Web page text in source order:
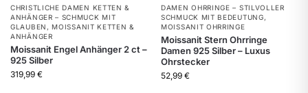
CHRISTLICHE DAMEN KETTEN &
ANHÄNGER – SCHMUCK MIT
GLAUBEN ,MOISSANIT KETTEN &
ANHÄNGER
Moissanit Engel Anhänger 2 ct –
925 Silber
319,99 €
DAMEN OHRRINGE – STILVOLLER
SCHMUCK MIT BEDEUTUNG,
MOISSANIT OHRRINGE
Moissanit Stern Ohrringe
Damen 925 Silber – Luxus
Ohrstecker
52,99 €